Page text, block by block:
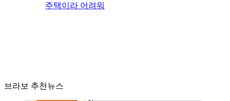
주택이라 어려워
브라보 추천뉴스